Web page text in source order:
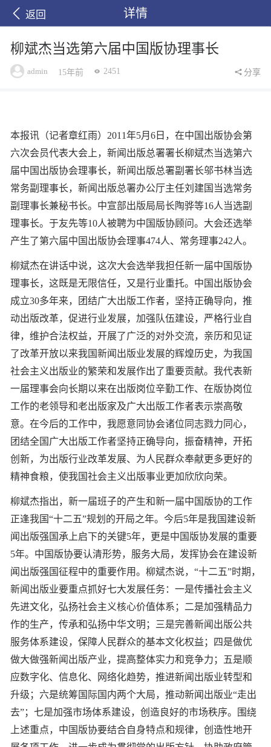
返回 详情
柳斌杰当选第六届中国版协理事长
admin 15年前 2451 分享
本报讯（记者章红雨）2011年5月6日，在中国出版协会第
六次会员代表大会上，新闻出版总署署长柳斌杰当选第六
届中国出版协会理事长，新闻出版总署副署长邬书林当选
常务副理事长，新闻出版总署办公厅主任刘建国当选常务
副理事长兼秘书长。中宣部出版局局长陶骅等16人当选副
理事长。于友先等10人被聘为中国版协顾问。大会还选举
产生了第六届中国出版协会理事474人、常务理事242人。
柳斌杰在讲话中说，这次大会选举我担任新一届中国版协
理事长，这既是无限信任，又是行业重托。中国出版协会
成立30多年来，团结广大出版工作者，坚持正确导向，推
动出版改革，促进行业发展，加强队伍建设，严格行业自
律，维护合法权益，开展了广泛的对外交流，亲历和见证
了改革开放以来我国新闻出版业发展的辉煌历史，为我国
社会主义出版业的繁荣和发展作出了重要贡献。我代表新
一届理事会向长期以来在出版岗位辛勤工作、在版协岗位
工作的老领导和老出版家及广大出版工作者表示崇高敬
意。在今后的工作中，我愿意同协会诸位同志戮力同心，
团结全国广大出版工作者坚持正确导向，振奋精神，开拓
创新，为出版行业改革发展、为人民群众奉献更多更好的
精神食粮，使我国社会主义出版事业更加欣欣向荣。
柳斌杰指出，新一届班子的产生和新一届中国版协的工作
正逢我国“十二五”规划的开局之年。今后5年是我国建设新
闻出版强国承上启下的关键5年，更是中国版协发展的重要
5年。中国版协要认清形势，服务大局，发挥协会在建设新
闻出版强国征程中的重要作用。柳斌杰说，“十二五”时期，
新闻出版业要重点抓好七大发展任务：一是传播社会主义
先进文化，弘扬社会主义核心价值体系；二是加强精品力
作的生产，传承和弘扬中华文明；三是完善新闻出版公共
服务体系建设，保障人民群众的基本文化权益；四是做优
做大做强新闻出版产业，提高整体实力和竞争力；五是顺
应数字化、信息化、网络化趋势，推进新闻出版业转型和
升级；六是统筹国际国内两个大局，推动新闻出版业“走出
去”；七是加强市场体系建设，创造良好的市场秩序。围绕
上述重点，中国版协要结合自身特点和规律，创造性地开